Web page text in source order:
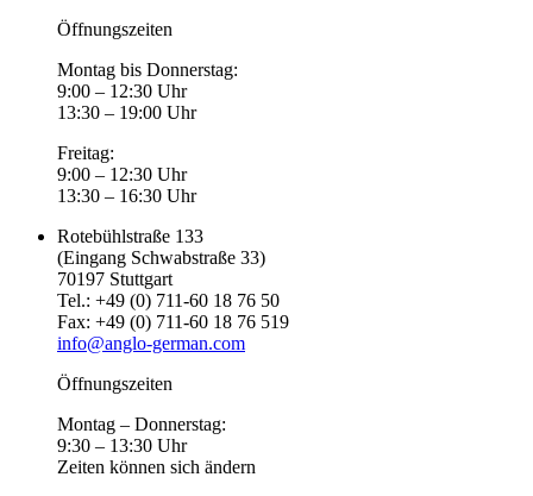
Öffnungszeiten
Montag bis Donnerstag:
9:00 – 12:30 Uhr
13:30 – 19:00 Uhr
Freitag:
9:00 – 12:30 Uhr
13:30 – 16:30 Uhr
Rotebühlstraße 133
(Eingang Schwabstraße 33)
70197 Stuttgart
Tel.: +49 (0) 711-60 18 76 50
Fax: +49 (0) 711-60 18 76 519
info@anglo-german.com
Öffnungszeiten
Montag – Donnerstag:
9:30 – 13:30 Uhr
Zeiten können sich ändern